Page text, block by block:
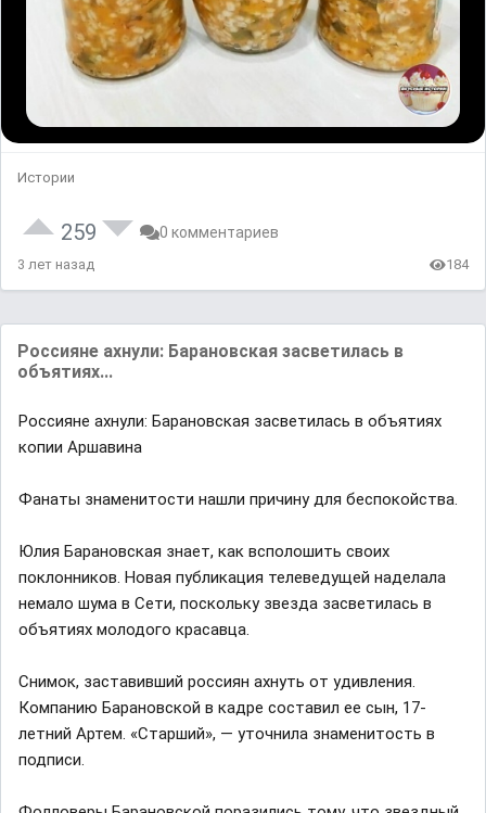
Истории
259 0 комментариев
3 лет назад 184
Россияне ахнули: Барановская засветилась в
объятиях...
Россияне ахнули: Барановская засветилась в объятиях
копии Аршавина
Фанаты знаменитости нашли причину для беспокойства.
Юлия Барановская знает, как всполошить своих
поклонников. Новая публикация телеведущей наделала
немало шума в Сети, поскольку звезда засветилась в
объятиях молодого красавца.
Снимок, заставивший россиян ахнуть от удивления.
Компанию Барановской в кадре составил ее сын, 17-
летний Артем. «Старший», — уточнила знаменитость в
подписи.